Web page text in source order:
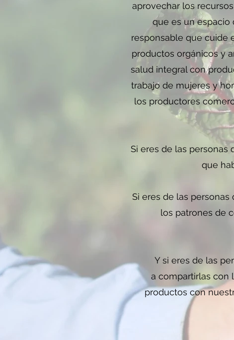
aprovechar los
que es un espacio
responsable que cuide
productos orgánicos y
salud integral con
trabajo de mujeres y
los productores
Si eres de las
que
Si eres de las
los patrones de
Y si eres de las
a compartirlas con
productos con